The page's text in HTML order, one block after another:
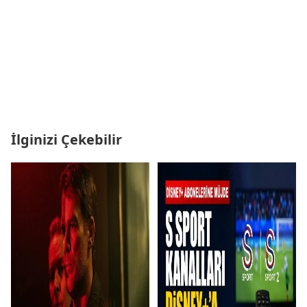
İlginizi Çekebilir